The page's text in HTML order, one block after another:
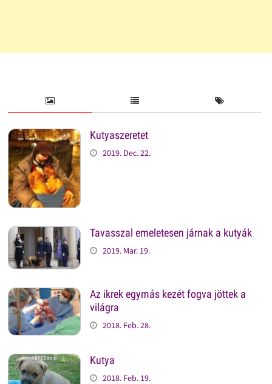
Kutyaszeretet
2019. Dec. 22.
Tavasszal emeletesen járnak a kutyák
2019. Mar. 19.
Az ikrek egymás kezét fogva jöttek a
világra
2018. Feb. 28.
Kutya
2018. Feb. 19.